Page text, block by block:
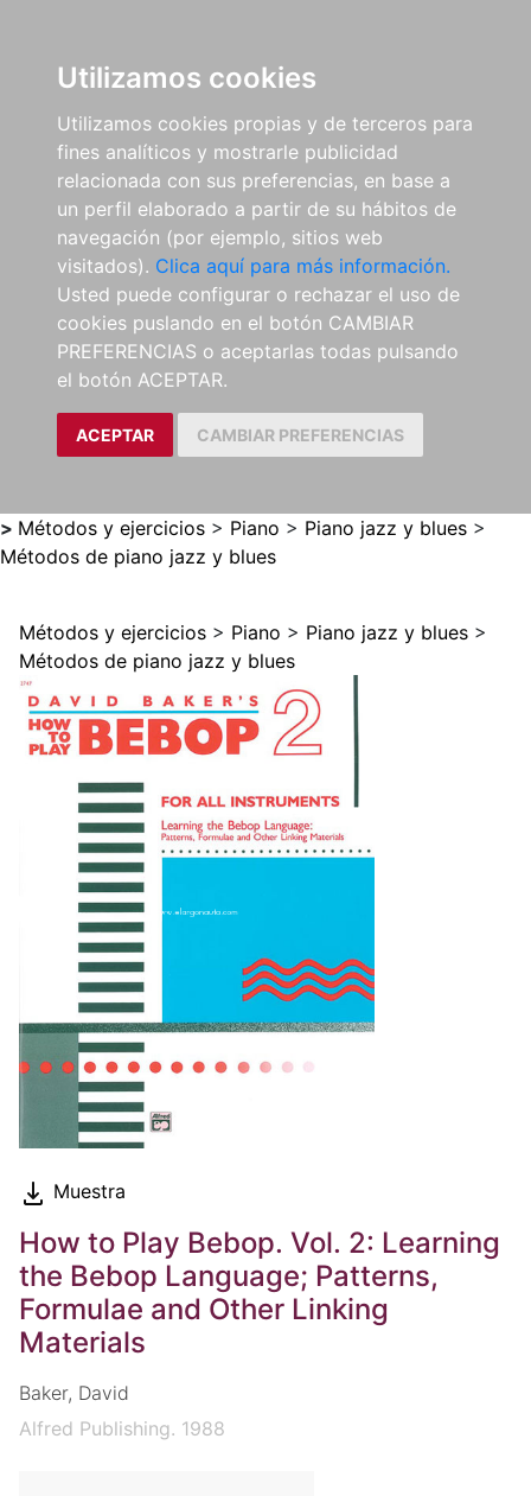
Utilizamos cookies
Utilizamos cookies propias y de terceros para
fines analíticos y mostrarle publicidad
relacionada con sus preferencias, en base a
un perfil elaborado a partir de su hábitos de
navegación (por ejemplo, sitios web
visitados). Clica aquí para más información.
Usted puede configurar o rechazar el uso de
cookies puslando en el botón CAMBIAR
PREFERENCIAS o aceptarlas todas pulsando
el botón ACEPTAR.
ACEPTAR CAMBIAR PREFERENCIAS
> Métodos y ejercicios > Piano > Piano jazz y blues >
Métodos de piano jazz y blues
Métodos y ejercicios > Piano > Piano jazz y blues >
Métodos de piano jazz y blues
Muestra
How to Play Bebop. Vol. 2: Learning
the Bebop Language; Patterns,
Formulae and Other Linking
Materials
Baker, David
Alfred Publishing. 1988